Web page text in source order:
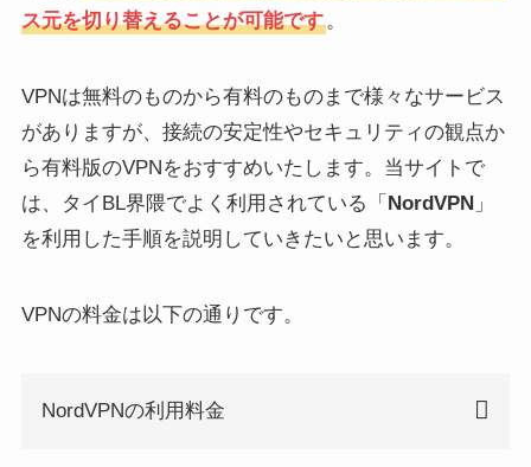
ス元を切り替えることが可能です。
VPNは無料のものから有料のものまで様々なサービス
がありますが、接続の安定性やセキュリティの観点か
ら有料版のVPNをおすすめいたします。当サイトで
は、タイBL界隈でよく利用されている「 NordVPN」
を利用した手順を説明していきたいと思います。
VPNの料金は以下の通りです。
NordVPNの利用料金